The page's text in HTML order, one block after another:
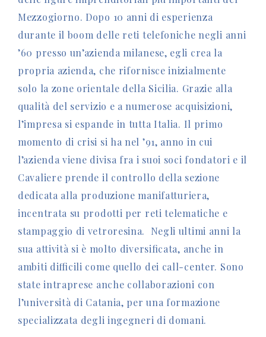
Mezzogiorno. Dopo 10 anni di esperienza
durante il boom delle reti telefoniche negli anni
’60 presso un’azienda milanese, egli crea la
propria azienda, che rifornisce inizialmente
solo la zone orientale della Sicilia. Grazie alla
qualità del servizio e a numerose acquisizioni,
l’impresa si espande in tutta Italia. Il primo
momento di crisi si ha nel ’91, anno in cui
l’azienda viene divisa fra i suoi soci fondatori e il
Cavaliere prende il controllo della sezione
dedicata alla produzione manifatturiera,
incentrata su prodotti per reti telematiche e
stampaggio di vetroresina. Negli ultimi anni la
sua attività si è molto diversificata, anche in
ambiti difficili come quello dei call-center. Sono
state intraprese anche collaborazioni con
l’università di Catania, per una formazione
specializzata degli ingegneri di domani.